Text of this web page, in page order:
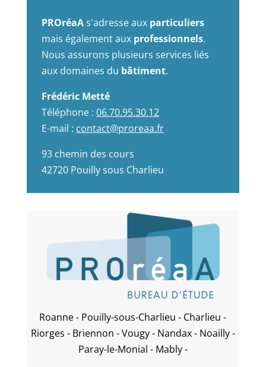
PROréaAs'adresse aux particuliers
mais également aux professionnels.
Nous assurons plusieurs services liés
aux domaines du bâtiment.
Frédéric Metté
Téléphone : 06.70.95.30.12
E-mail : contact@proreaa.fr
93 chemin des cours
42720 Pouilly sous Charlieu
Roanne - Pouilly-sous-Charlieu - Charlieu -
Riorges - Briennon - Vougy - Nandax - Noailly -
Paray-le-Monial - Mably -